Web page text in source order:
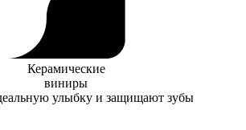
Керамические
виниры
улыбку и защищают зубы